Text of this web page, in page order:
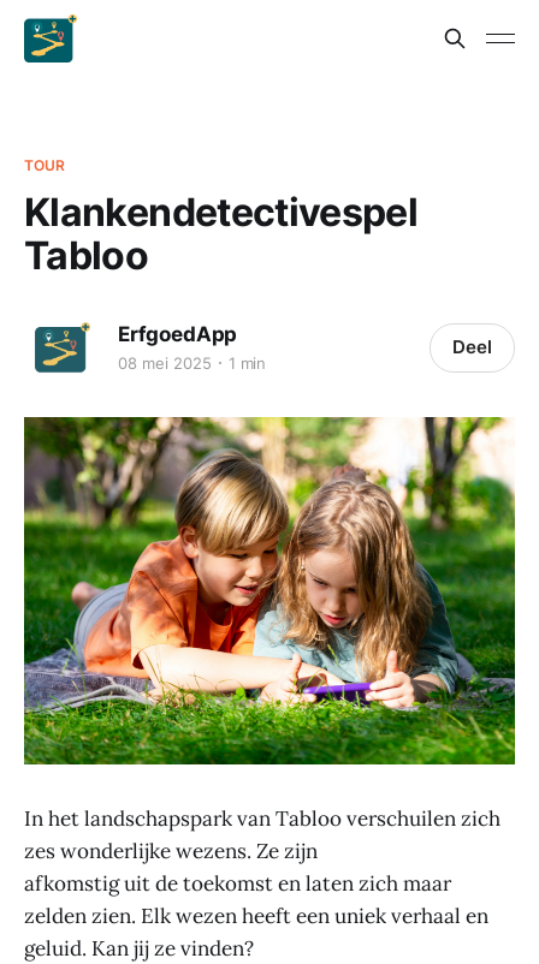
TOUR
Klankendetectivespel
Tabloo
ErfgoedApp
08 mei 2025 1 min
Deel
In het landschapspark van Tabloo verschuilen zich
zes wonderlijke wezens. Ze zijn
afkomstig uit de toekomst en laten zich maar
zelden zien. Elk wezen heeft een uniek verhaal en
geluid. Kan jij ze vinden?